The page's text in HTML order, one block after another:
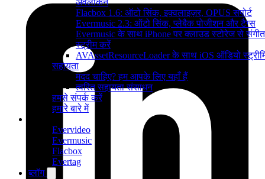
अवलोकन
Flacbox 1.6: ऑटो सिंक, इक्वलाइज़र, OPUS सपोर्ट
Evermusic 2.3: ऑटो सिंक, प्लेबैक पोजीशन और टैग्स
Evermusic के साथ iPhone पर क्लाउड स्टोरेज से संगीत
स्ट्रीम करें
AVAssetResourceLoader के साथ iOS ऑडियो
सहायता
मदद चाहिए? हम आपके लिए यहाँ हैं
त्वरित सहायता संसाधन
हमसे संपर्क करें
हमारे बारे में
Evervideo
Evermusic
Flacbox
Evertag
ब्लॉग